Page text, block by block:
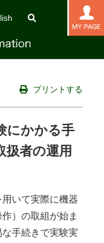
プリントする
にかかる手
扱者の運用
いて実際に機器
）の取組が始ま
手続きで実験実